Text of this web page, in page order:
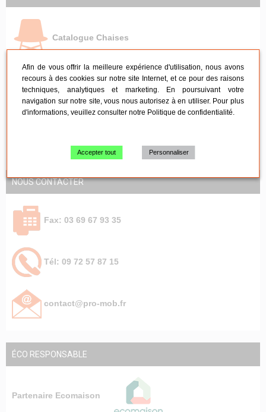
Catalogue Chaises
Catalogue Tables
NOUS CONTACTER
Fax: 03 69 67 93 35
Tél: 09 72 57 87 15
contact@pro-mob.fr
ÉCO RESPONSABLE
Partenaire Ecomaison
Afin de vous offrir la meilleure expérience d'utilisation, nous avons
recours à des cookies sur notre site Internet, et ce pour des raisons
techniques, analytiques et marketing. En poursuivant votre
navigation sur notre site, vous nous autorisez à en utiliser. Pour plus
d'informations, veuillez consulter notre Politique de confidentialité
Accepter tout Personnaliser